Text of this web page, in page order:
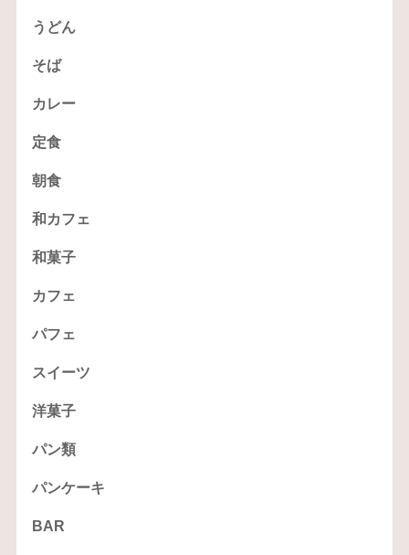
うどん
そば
カレー
定食
朝食
和カフェ
和菓子
カフェ
パフェ
スイーツ
洋菓子
パン類
パンケーキ
BAR